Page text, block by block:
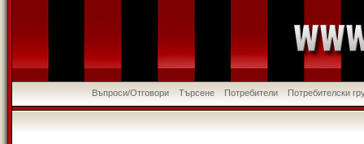
Въпроси/Отговори Търсене Потребители Потребителски